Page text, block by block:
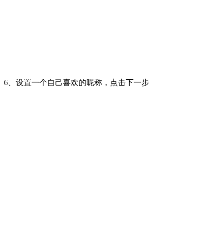
6、设置一个自己喜欢的昵称，点击下一步